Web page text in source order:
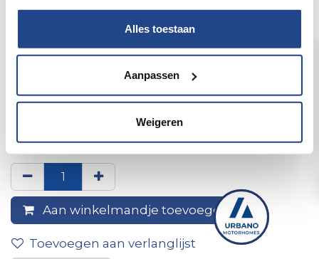
Alles toestaan
Aanpassen
Weigeren
60 mm per decimeter lining
hose for the S220
Aan winkelmandje toevoegen
Toevoegen aan verlanglijst